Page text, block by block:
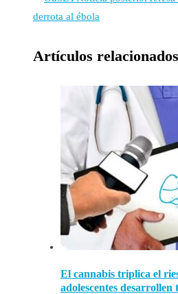
derrota al ébola
Artículos relacionados
El cannabis triplica el
adolescentes desarrollen